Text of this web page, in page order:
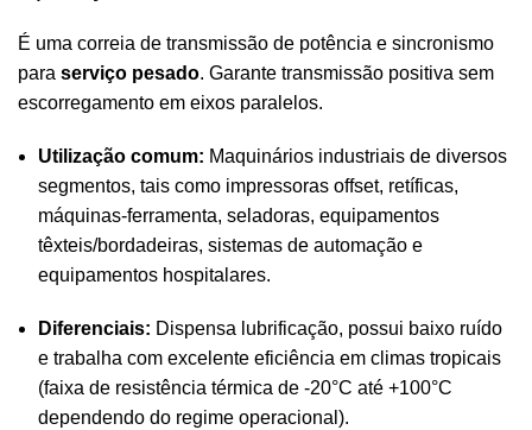
É uma correia de transmissão de potência e sincronismo
para serviço pesado. Garante transmissão positiva sem
escorregamento em eixos paralelos.
Utilização comum: Maquinários industriais de diversos
segmentos, tais como impressoras offset, retíficas,
máquinas-ferramenta, seladoras, equipamentos
têxteis/bordadeiras, sistemas de automação e
equipamentos hospitalares.
Diferenciais: Dispensa lubrificação, possui baixo ruído
e trabalha com excelente eficiência em climas tropicais
(faixa de resistência térmica de -20°C até +100°C
dependendo do regime operacional).